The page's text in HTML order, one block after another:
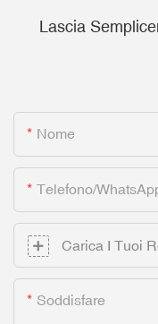
Lascia
Nome
Telefono/
Carica I Tuoi
Soddisfare